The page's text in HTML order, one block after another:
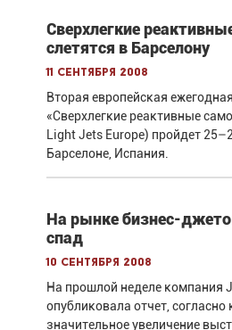
Сверхлегкие
слетятся в Барселону
11 сентября 2008
Вторая европейская
«Сверхлегкие реактивные
Light Jets Europe) пройдет
Барселоне, Испания.
На рынке бизнес-
спад
10 сентября 2008
На прошлой неделе компания
опубликовала отчет, согласно
значительное увеличение